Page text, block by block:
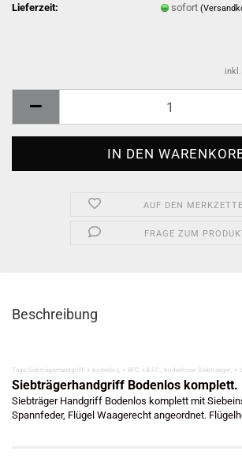
Lieferzeit:
sofort
AUF DEN
FRAGE ZUM
Beschreibung
Tags:Siebträgerhandgriff, + bodenlos, + BFC, +B.F.C., bodenloser Siebtraeger, +
Siebträgerhandgriff Bodenlos komplett.
Siebträger Handgriff Bodenlos komplett mit
Spannfeder, Flügel Waagerecht angeordnet.